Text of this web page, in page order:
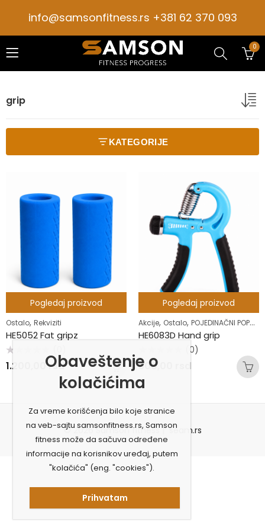
info@samsonfitness.rs +381 62 370 093
0
grip
KATEGORIJE
Pogledaj proizvod
Ostalo, Rekviziti
HE5052 Fat gripz
sa
1.200,00rsd
Pogledaj proizvod
Akcije, Ostalo, POJEDINAČNI POPUSTI
HE6083D Hand grip
Ocenjeno
sa
od
5
(0)
900,00 rsd
© 2026 Samson fitness |seam.rs
Obaveštenje o
kolačićima
Za vreme korišćenja bilo koje stranice
na veb-sajtu samsonfitness.rs, Samson
fitness može da sačuva određene
informacije na korisnikov uređaj, putem
"kolačića" (eng. "cookies").
Prihvatam